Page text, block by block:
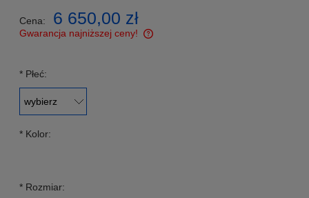
Cena: 6 650,00 zł
Gwarancja najniższej ceny!
* Płeć:
* Kolor:
* Rozmiar: